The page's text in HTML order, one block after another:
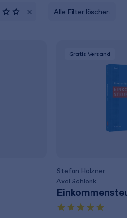
Alle Filter löschen
Gratis Versand
Stefan Holzner
Axel Schlenk